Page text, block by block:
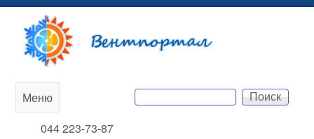
содержанию
Вентпортал
Форма поиска
Поиск
044 223-73-87
Main
menu
Меню